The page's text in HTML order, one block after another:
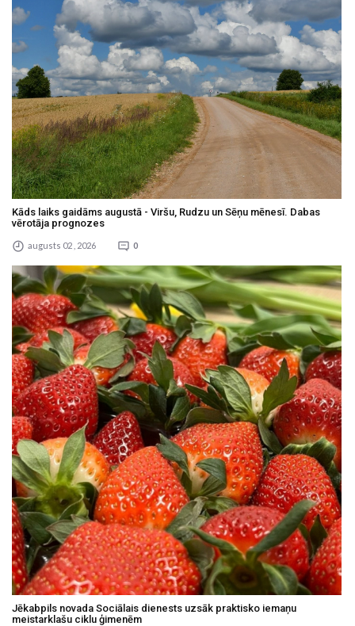
Kāds laiks gaidāms augustā - Viršu, Rudzu un Sēņu mēnesī. Dabas
vērotāja prognozes
augusts 02 , 2026 0
Jēkabpils novada Sociālais dienests uzsāk praktisko iemaņu
meistarklašu ciklu ģimenēm